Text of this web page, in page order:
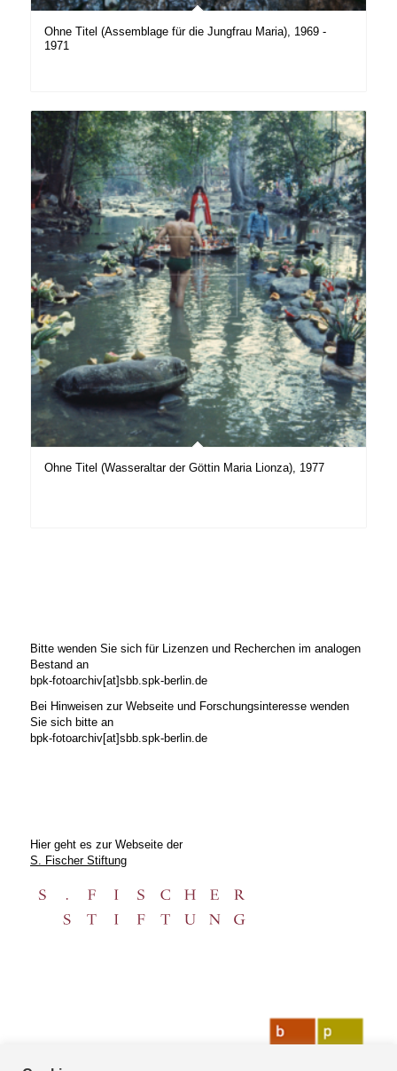
Ohne Titel (Assemblage für die Jungfrau Maria), 1969 -
1971
Ohne Titel (Wasseraltar der Göttin Maria Lionza), 1977
Bitte wenden Sie sich für Lizenzen und Recherchen im analogen
Bestand an
bpk-fotoarchiv[at]sbb.spk-berlin.de
Bei Hinweisen zur Webseite und Forschungsinteresse wenden
Sie sich bitte an
bpk-fotoarchiv[at]sbb.spk-berlin.de
Hier geht es zur Webseite der
S. Fischer Stiftung